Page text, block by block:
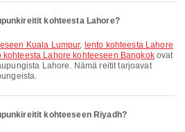
kohteesta Lahore?
Kuala Lumpur, lento kohteesta Lahore
kohteesta Lahore kohteeseen Bangkokovat
Lahore. Nämä reitit tarjoavat
kohteeseen Riyadh?